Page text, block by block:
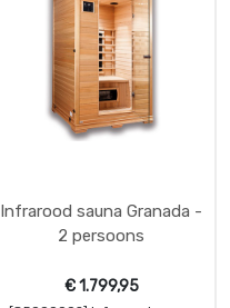
Infrarood sauna Granada -
2 persoons
€1.799,95